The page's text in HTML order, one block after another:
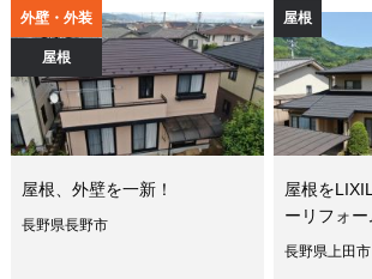
外壁・外装
屋根
屋根、外壁を一新！
長野県長野市
屋根
屋根を
ーリフォー
長野県上田市